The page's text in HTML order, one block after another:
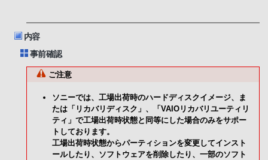
内容
事前確認
ご注意
ソニーでは、工場出荷時のハードディスクイメージ、ま
たは「リカバリディスク」、「VAIOリカバリユーティリ
ティ」で工場出荷時状態と同等にした場合のみをサポー
トしております。
工場出荷時状態からパーティションを変更してインスト
ールしたり、ソフトウェアを削除したり、一部のソフト